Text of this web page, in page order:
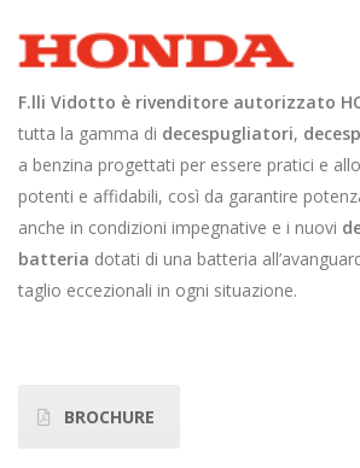
F.lli Vidotto è rivenditore autorizzato
tutta la gamma di decespugliatori,
a benzina progettati per essere pratici e
potenti e affidabili, così da garantire
anche in condizioni impegnative e i nuovi
batteria dotati di una batteria
taglio eccezionali in ogni situazione.
BROCHURE